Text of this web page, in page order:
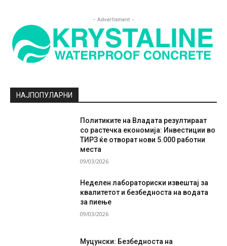
- Advertisment -
НАЈПОПУЛАРНИ
Политиките на Владата резултираат
со растечка економија: Инвестиции во
ТИРЗ ќе отворат нови 5.000 работни
места
09/03/2026
Неделен лабораториски извештај за
квалитетот и безбедноста на водата
за пиење
09/03/2026
Муцунски: Безбедноста на